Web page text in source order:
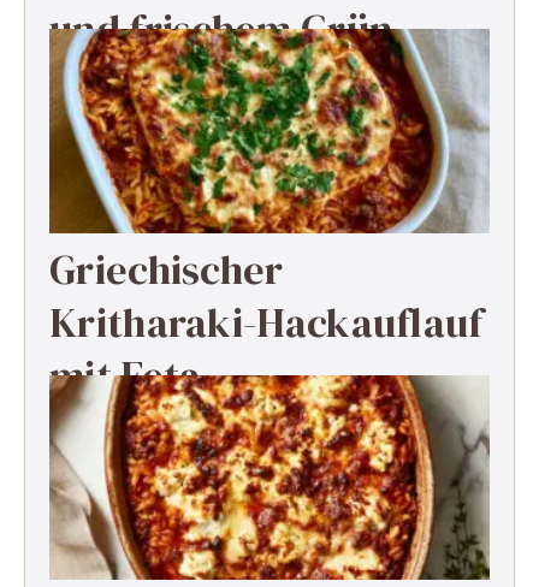
und frischem Grün
Griechischer
Kritharaki-Hackauflauf
mit Feta